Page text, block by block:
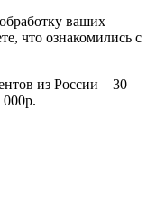
ваших
что ознакомились с
из России – 30
000р.